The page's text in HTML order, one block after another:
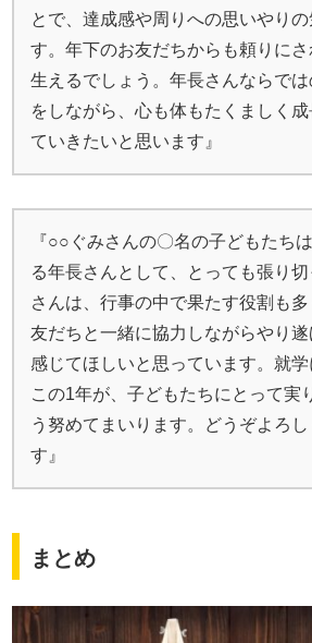
とで、達成感や周りへの思いやりの
す。年下のお友だちからも頼りに
生えるでしょう。年長さんならで
をしながら、心も体もたくましく
ていきたいと思います』
『○○ぐみさんの〇名の子どもたち
る年長さんとして、とっても張り
さんは、行事の中で果たす役割も
友だちと一緒に協力しながらやり
感じてほしいと思っています。就
この1年が、子どもたちにとって実
う努めてまいります。どうぞよろ
す』
まとめ